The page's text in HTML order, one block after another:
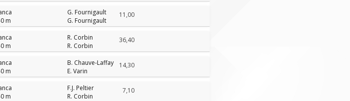
m
G. Fournigault
G. Fournigault
11,00
m
R. Corbin
R. Corbin
36,40
m
B. Chauve-Laffay
E. Varin
14,30
m
F.J. Peltier
R. Corbin
7,10